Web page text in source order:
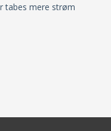
tabes mere strøm